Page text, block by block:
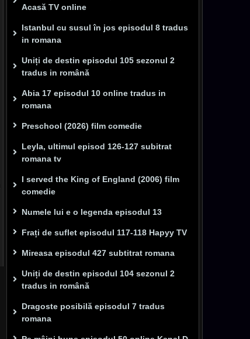
Acasă TV online
Istanbul cu susul în jos episodul 8 tradus
in romana
Uniți de destin episodul 105 sezonul 2
tradus in română
Abia 17 episodul 10 online tradus in
romana
Preschool (2026) film comedie
Leyla, ultimul episod 126-127 subitrat
romana tv
I served the King of England (2006) film
comedie
Numele lui e o legenda episodul 13
Frați de suflet episodul 117-118 Hapyy TV
Mireasa episodul 427 subtitrat romana
Uniți de destin episodul 104 sezonul 2
tradus in română
Dragoste posibilă episodul 7 tradus
romana